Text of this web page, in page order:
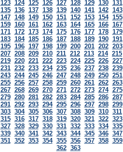
123 124 125 126 127 128 129 130 131
135 136 137 138 139 140 141 142 143
147 148 149 150 151 152 153 154 155
159 160 161 162 163 164 165 166 167
171 172 173 174 175 176 177 178 179
183 184 185 186 187 188 189 190 191
195 196 197 198 199 200 201 202 203
207 208 209 210 211 212 213 214 215
219 220 221 222 223 224 225 226 227
231 232 233 234 235 236 237 238 239
243 244 245 246 247 248 249 250 251
255 256 257 258 259 260 261 262 263
267 268 269 270 271 272 273 274 275
279 280 281 282 283 284 285 286 287
291 292 293 294 295 296 297 298 299
303 304 305 306 307 308 309 310 311
315 316 317 318 319 320 321 322 323
327 328 329 330 331 332 333 334 335
339 340 341 342 343 344 345 346 347
351 352 353 354 355 356 357 358 359
362 363